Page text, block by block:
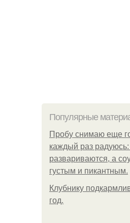
Популярные
Пробу снимаю еще
каждый раз радуюсь:
развариваются, а
густым и пикантным.
Клубнику
гoд.